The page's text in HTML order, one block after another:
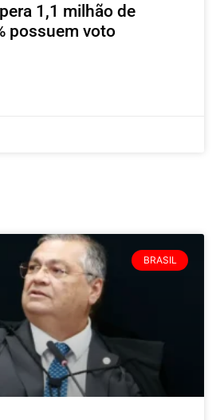
1,1 milhão de
possuem voto
BRASIL